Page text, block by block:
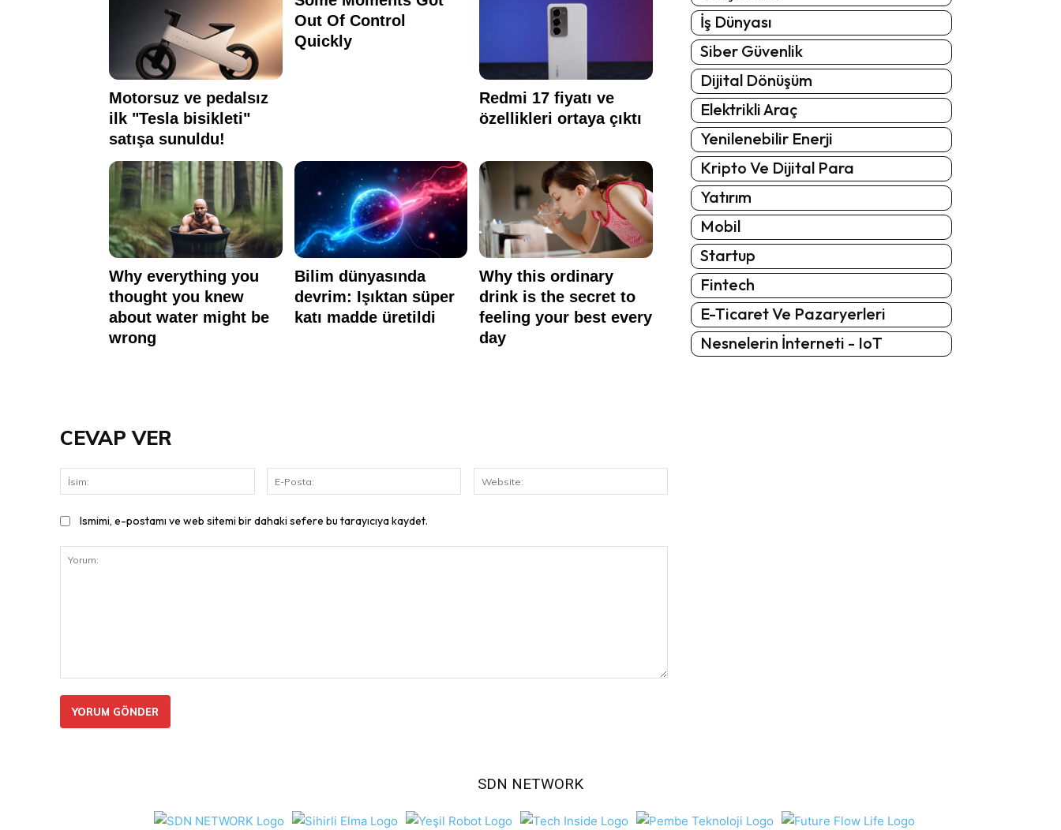
İş Dünyası
Siber Güvenlik
Dijital Dönüşüm
Elektrikli Araç
Yenilenebilir Enerji
Kripto Ve Dijital Para
Yatırım
Mobil
Startup
Fintech
E-Ticaret Ve Pazaryerleri
Nesnelerin İnterneti - IoT
CEVAP VER
Posta:
Ismimi, e-postamı ve web sitemi bir dahaki sefere bu tarayıcıya kaydet.
SDN NETWORK